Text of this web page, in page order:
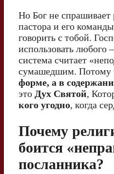
Но Бог не спрашивает
пастора и его
говорить с тобой.
использовать любого
система считает
сумашедшим. Потому
форме, а в
это Дух Святой,
кого угодно, когда
Почему
боится
посланника?